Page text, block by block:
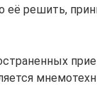
её решить,